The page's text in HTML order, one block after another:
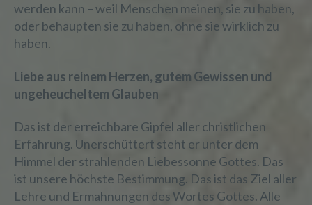
werden kann – weil Menschen meinen, sie zu haben,
oder behaupten sie zu haben, ohne sie wirklich zu
haben.
Liebe aus reinem Herzen, gutem Gewissen und
ungeheucheltem Glauben
Das ist der erreichbare Gipfel aller christlichen
Erfahrung. Unerschüttert steht er unter dem
Himmel der strahlenden Liebessonne Gottes. Das
ist unsere höchste Bestimmung. Das ist das Ziel aller
Lehre und Ermahnungen des Wortes Gottes. Alle